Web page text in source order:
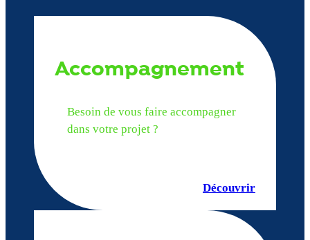
Accompagnement
Besoin de vous faire accompagner
dans votre projet ?
Découvrir